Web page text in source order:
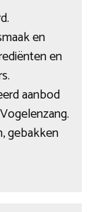
en
en
aanbod
gebakken